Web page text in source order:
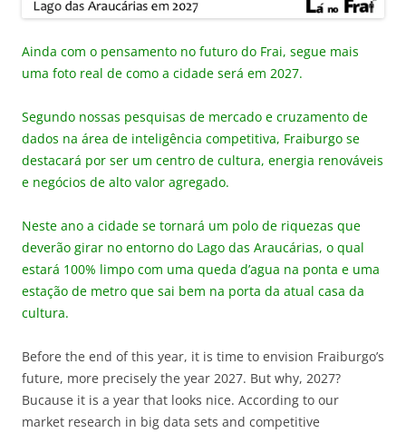
Ainda com o pensamento no futuro do Frai, segue mais
uma foto real de como a cidade será em 2027.
Segundo nossas pesquisas de mercado e cruzamento de
dados na área de inteligência competitiva, Fraiburgo se
destacará por ser um centro de cultura, energia renováveis
e negócios de alto valor agregado.
Neste ano a cidade se tornará um polo de riquezas que
deverão girar no entorno do Lago das Araucárias, o qual
estará 100% limpo com uma queda d’agua na ponta e uma
estação de metro que sai bem na porta da atual casa da
cultura.
Before the end of this year, it is time to envision Fraiburgo’s
future, more precisely the year 2027. But why, 2027?
Bucause it is a year that looks nice. According to our
market research in big data sets and competitive